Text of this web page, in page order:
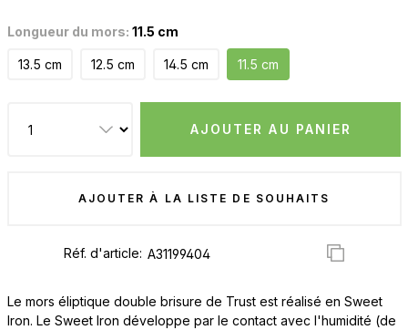
Longueur du mors: 11.5 cm
13.5 cm 12.5 cm 14.5 cm 11.5 cm
AJOUTER AU PANIER
AJOUTER À LA LISTE DE SOUHAITS
Réf. d'article:
Le mors éliptique double brisure de Trust est réalisé en Sweet
Iron. Le Sweet Iron développe par le contact avec l'humidité (de